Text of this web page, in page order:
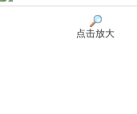
点击放大